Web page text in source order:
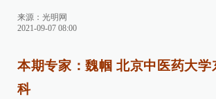
来源： 光明网
2021-09-07 08:00
本期专家：魏帼 北京中医药大学
科